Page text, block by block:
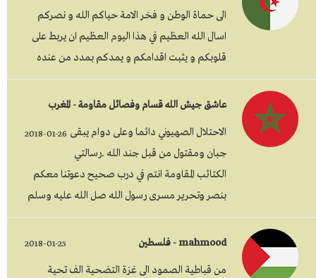
الى حماة الوطن و فخر الامة حياكم الله و نصركم
اسال الله العظيم في هذا اليوم العظيم ان يربط على
قلوبكم و يثبت اقدامكم و يمدكم بمدد من عنده
عاشق جيش الله قسام وفصائل مقاومة - المغرب
2018-01-26 الاحتلال الصهيوني دائما وعلى دوام يبقى
جبان ومقتول من قبل جند الله .رسالتي
الكتائب المقاومة انتم في درب صحيح دعوتنا معكم
بنصر وتحرير مسرى رسول الله صل الله عليه وسلم
mahmood - فلسطين 2018-01-25
من قباطية الصمود الى غزة التضحية الف تحية